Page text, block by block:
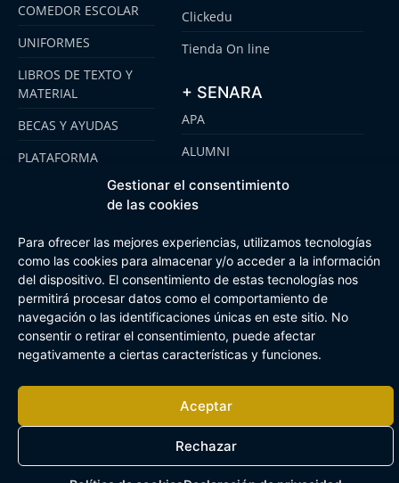
Gestionar el consentimiento
de las cookies
Para ofrecer las mejores experiencias, utilizamos tecnologías
como las cookies para almacenar y/o acceder a la información
del dispositivo. El consentimiento de estas tecnologías nos
permitirá procesar datos como el comportamiento de
navegación o las identificaciones únicas en este sitio. No
consentir o retirar el consentimiento, puede afectar
negativamente a ciertas características y funciones.
Aceptar
Rechazar
COMEDOR ESCOLAR
UNIFORMES
LIBROS DE TEXTO Y
MATERIAL
BECAS Y AYUDAS
PLATAFORMA
EMOOTI COLEGIOS
Clickedu
Tienda On line
+ SENARA
APA
ALUMNI
SENARA SENIOR
FUNDACIÓN SENARA
Aviso Legal Política de cookies
Canal de Información Interna
Buzón Plan Regional